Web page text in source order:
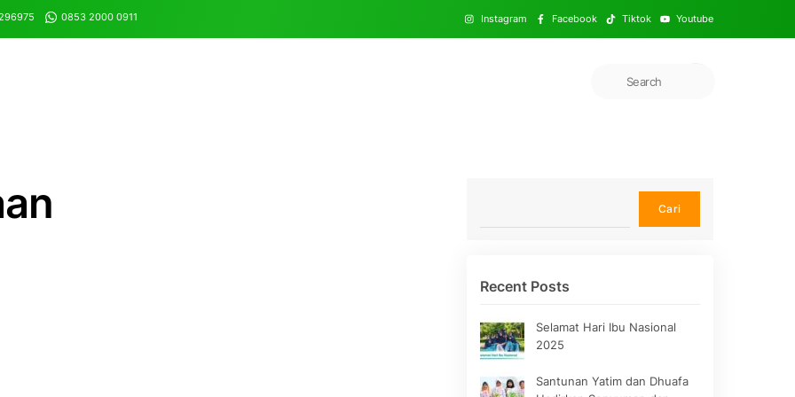
0853 2000 0911 Instagram Facebook Tiktok Youtube
Cari
Recent Posts
Selamat Hari Ibu Nasional
2025
Santunan Yatim dan Dhuafa